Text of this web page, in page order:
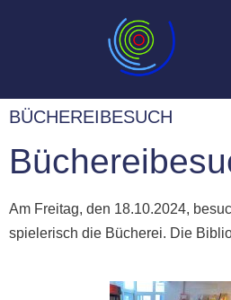
BÜCHEREIBESUCH
Am Freitag, den 18.10.2024,
spielerisch die Bücherei. Die